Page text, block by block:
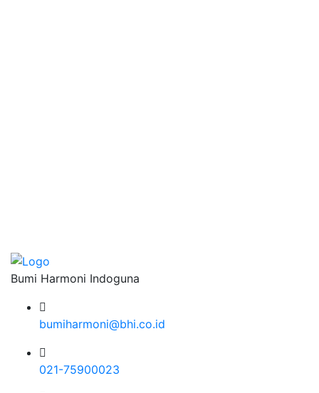
Bumi Harmoni Indoguna
bumiharmoni@bhi.co.id
021-75900023